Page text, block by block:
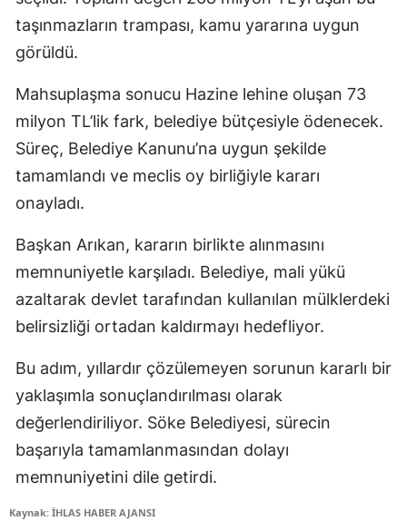
taşınmazların trampası, kamu yararına uygun
görüldü.
Mahsuplaşma sonucu Hazine lehine oluşan 73
milyon TL’lik fark, belediye bütçesiyle ödenecek.
Süreç, Belediye Kanunu’na uygun şekilde
tamamlandı ve meclis oy birliğiyle kararı
onayladı.
Başkan Arıkan, kararın birlikte alınmasını
memnuniyetle karşıladı. Belediye, mali yükü
azaltarak devlet tarafından kullanılan mülklerdeki
belirsizliği ortadan kaldırmayı hedefliyor.
Bu adım, yıllardır çözülemeyen sorunun kararlı bir
yaklaşımla sonuçlandırılması olarak
değerlendiriliyor. Söke Belediyesi, sürecin
başarıyla tamamlanmasından dolayı
memnuniyetini dile getirdi.
Kaynak: İHLAS HABER AJANSI